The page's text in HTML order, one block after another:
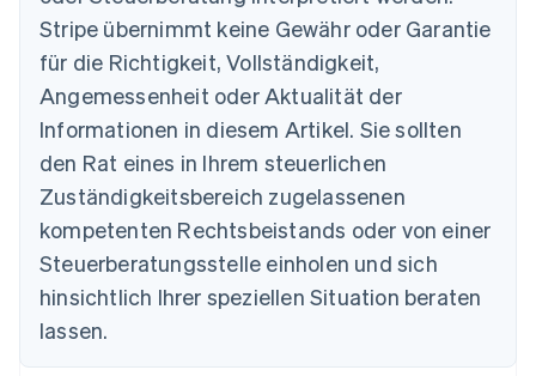
Stripe übernimmt keine Gewähr oder Garantie
für die Richtigkeit, Vollständigkeit,
Angemessenheit oder Aktualität der
Informationen in diesem Artikel. Sie sollten
den Rat eines in Ihrem steuerlichen
Zuständigkeitsbereich zugelassenen
kompetenten Rechtsbeistands oder von einer
Steuerberatungsstelle einholen und sich
hinsichtlich Ihrer speziellen Situation beraten
lassen.
Bulgarien
Dänemark
English
Deutschland
Deutsch English
Estland
English
Festlandchina
简体中文 English
Finnland
EnglishSvenska
Frankreich
Français